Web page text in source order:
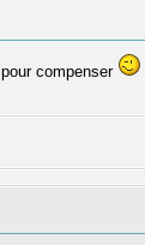
compenser